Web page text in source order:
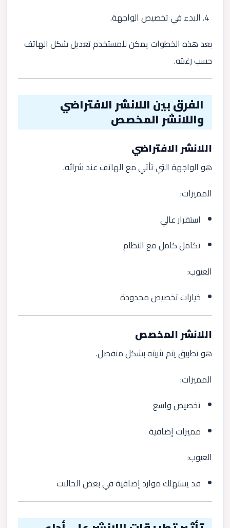
البدء في تخصيص الواجهة.
بعد هذه الخطوات يمكن للمستخدم تعديل شكل الهاتف
حسب رغبته.
الفرق بين اللانشر الافتراضي
واللانشر المخصص
اللانشر الافتراضي
هو الواجهة التي تأتي مع الهاتف عند شرائه.
المميزات:
استقرار عالي
تكامل كامل مع النظام
العيوب:
خيارات تخصيص محدودة
اللانشر المخصص
هو تطبيق يتم تثبيته بشكل منفصل.
المميزات:
تخصيص واسع
مميزات إضافية
العيوب:
قد يستهلك موارد إضافية في بعض الحالات